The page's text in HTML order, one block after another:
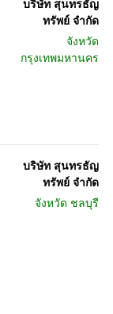
บริษัท สุนทรธัญ
ทรัพย์ จำกัด
จังหวัด
กรุงเทพมหานคร
บริษัท สุนทรธัญ
ทรัพย์ จำกัด
จังหวัด ชลบุรี